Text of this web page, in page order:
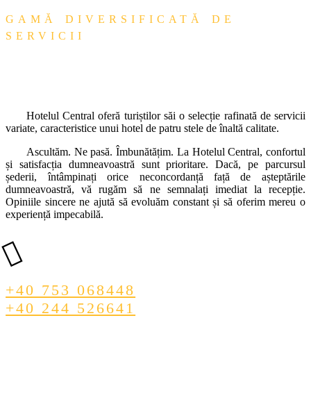
GAMĂ DIVERSIFICATĂ DE
SERVICII
Servicii extra
Hotelul Central oferă turiștilor săi o selecție rafinată de servicii
variate, caracteristice unui hotel de patru stele de înaltă calitate.
Ascultăm. Ne pasă. Îmbunătățim. La Hotelul Central, confortul
și satisfacția dumneavoastră sunt prioritare. Dacă, pe parcursul
șederii, întâmpinați orice neconcordanță față de așteptările
dumneavoastră, vă rugăm să ne semnalați imediat la recepție.
Opiniile sincere ne ajută să evoluăm constant și să oferim mereu o
experiență impecabilă.
+40 753 068448
+40 244 526641